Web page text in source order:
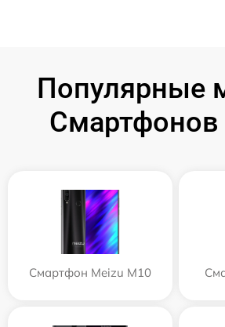
Популярные
Смартфонов
Смартфон Meizu M10